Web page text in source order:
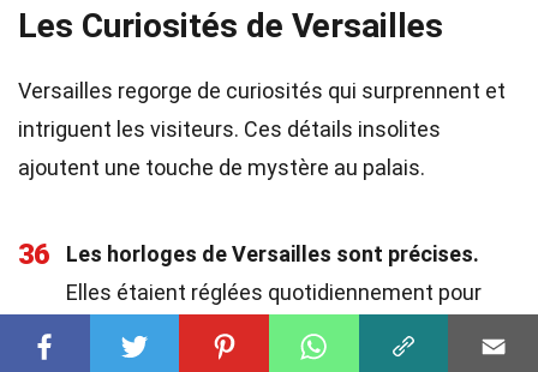
Les Curiosités de Versailles
Versailles regorge de curiosités qui surprennent et
intriguent les visiteurs. Ces détails insolites
ajoutent une touche de mystère au palais.
36
Les horloges de Versailles sont précises.
Elles étaient réglées quotidiennement pour
indiquer l'heure exacte.